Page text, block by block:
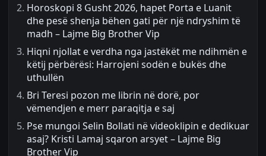
Horoskopi 8 Gusht 2026, hapet Porta e Luanit
dhe pesë shenja bëhen gati për një ndryshim të
madh – Lajme Big Brother Vip
Hiqni njollat e verdha nga jastëkët me ndihmën e
këtij përbërësi: Harrojeni sodën e bukës dhe
uthullën
Bri Teresi pozon me librin në dorë, por
vëmendjen e merr paraqitja e saj
Pse mungoi Selin Bollati në videoklipin e dedikuar
asaj? Kristi Lamaj sqaron arsyet – Lajme Big
Brother Vip